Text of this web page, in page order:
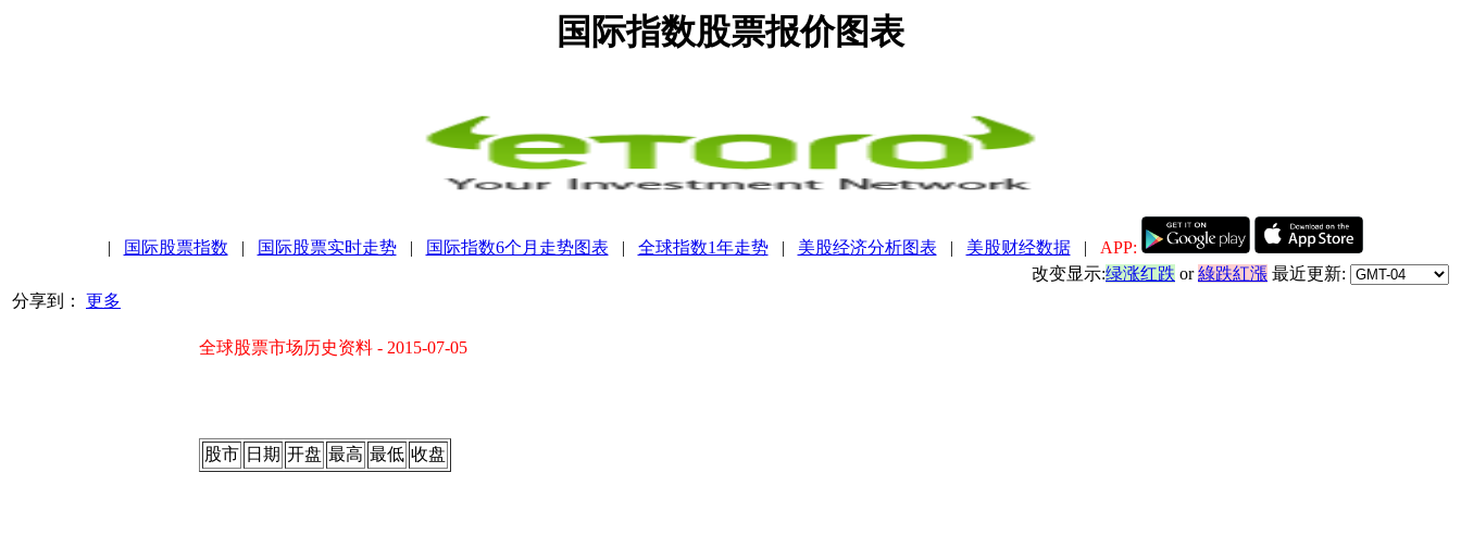
国际指数股票报价图表
| 国际股票指数 | 国际股票实时走势| 国际指数6个月走势图表 | 全球指数1年走势| 美股经济分析图表 | 美股财经数据| APP:
改变显示:绿涨红跌 or綠跌紅漲 最近更新:
分享到：
更多
全球股票市场历史资料 - 2015-07-05
股市 日期 开盘 最高 最低 收盘